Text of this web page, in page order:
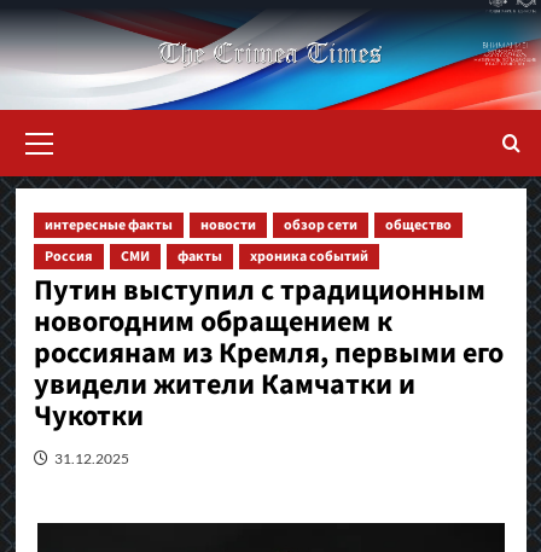
Перейти
к
содержимому
меню
интересные факты новости обзор сети
общество
Россия
СМИ факты хроника событий
Путин выступил с традиционным
новогодним обращением к
россиянам из Кремля, первыми его
увидели жители Камчатки и
Чукотки
31.12.2025